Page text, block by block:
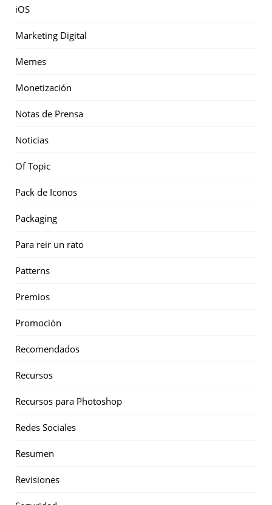
iOS
Marketing Digital
Memes
Monetización
Notas de Prensa
Noticias
Of Topic
Pack de Iconos
Packaging
Para reir un rato
Patterns
Premios
Promoción
Recomendados
Recursos
Recursos para Photoshop
Redes Sociales
Resumen
Revisiones